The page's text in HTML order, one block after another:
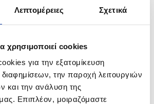
Λεπτομέρειες Σχετικά
χρησιμοποιεί cookies
για την εξατομίκευση
διαφημίσεων, την παροχή λειτουργιών
και την ανάλυση της
Επιπλέον, μοιραζόμαστε